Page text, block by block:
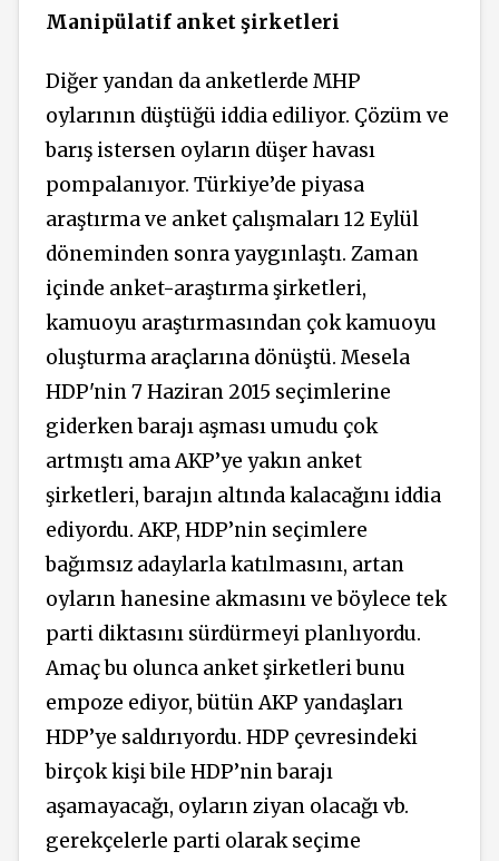
Manipülatif anket şirketleri
Diğer yandan da anketlerde MHP
oylarının düştüğü iddia ediliyor. Çözüm ve
barış istersen oyların düşer havası
pompalanıyor. Türkiye’de piyasa
araştırma ve anket çalışmaları 12 Eylül
döneminden sonra yaygınlaştı. Zaman
içinde anket-araştırma şirketleri,
kamuoyu araştırmasından çok kamuoyu
oluşturma araçlarına dönüştü. Mesela
HDP'nin 7 Haziran 2015 seçimlerine
giderken barajı aşması umudu çok
artmıştı ama AKP’ye yakın anket
şirketleri, barajın altında kalacağını iddia
ediyordu. AKP, HDP’nin seçimlere
bağımsız adaylarla katılmasını, artan
oyların hanesine akmasını ve böylece tek
parti diktasını sürdürmeyi planlıyordu.
Amaç bu olunca anket şirketleri bunu
empoze ediyor, bütün AKP yandaşları
HDP’ye saldırıyordu. HDP çevresindeki
birçok kişi bile HDP’nin barajı
aşamayacağı, oyların ziyan olacağı vb.
gerekçelerle parti olarak seçime